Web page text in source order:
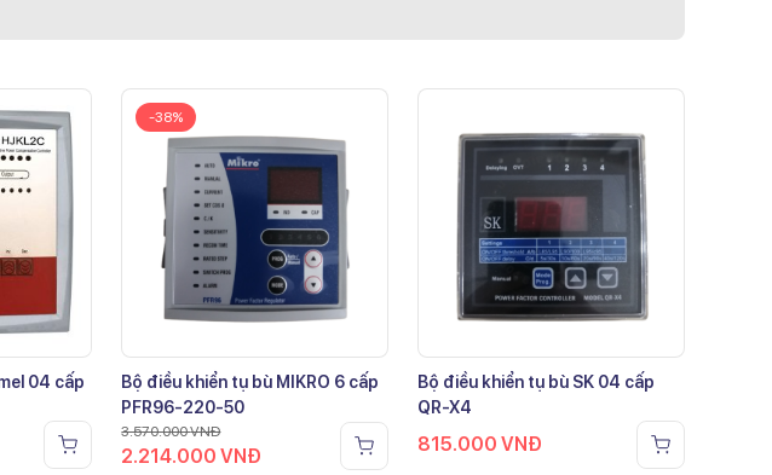
04 cấp
-38%
Bộ điều khiển tụ bù MIKRO 6 cấp
PFR96-220-50
3.570.000VNĐ
2.214.000VNĐ
Bộ điều khiển tụ bù SK 04 cấp
QR-X4
815.000VNĐ